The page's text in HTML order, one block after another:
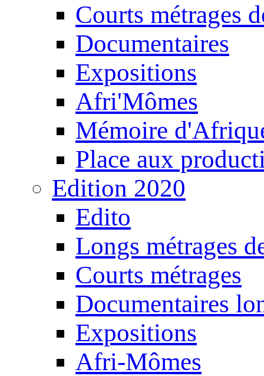
Courts métrages
Documentaires
Expositions
Afri'Mômes
Mémoire
Place aux
Edition 2020
Edito
Longs métrages
Courts métrages
Documentaires
Expositions
Afri-Mômes